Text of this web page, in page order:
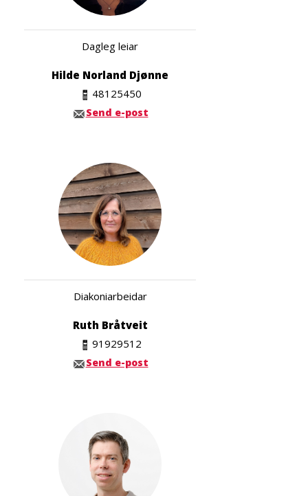
Dagleg leiar
Hilde Norland Djønne
48125450
Send e-post
Diakoniarbeidar
Ruth Bråtveit
91929512
Send e-post